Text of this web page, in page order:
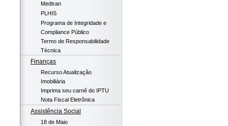
Medtran
PLHIS
Programa de Integridade e
Compliance Público
Termo de Responsabilidade
Técnica
Finanças
Recurso Atualização
Imobiliária
Imprima seu carnê do IPTU
Nota Fiscal Eletrônica
Assistência Social
18 de Maio